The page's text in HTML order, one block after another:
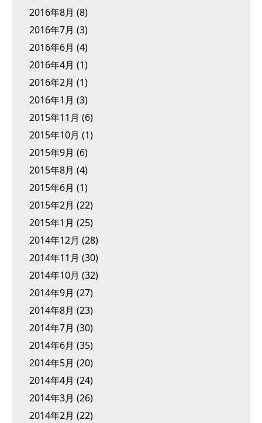
2016年8月 (8)
2016年7月 (3)
2016年6月 (4)
2016年4月 (1)
2016年2月 (1)
2016年1月 (3)
2015年11月 (6)
2015年10月 (1)
2015年9月 (6)
2015年8月 (4)
2015年6月 (1)
2015年2月 (22)
2015年1月 (25)
2014年12月 (28)
2014年11月 (30)
2014年10月 (32)
2014年9月 (27)
2014年8月 (23)
2014年7月 (30)
2014年6月 (35)
2014年5月 (20)
2014年4月 (24)
2014年3月 (26)
2014年2月 (22)